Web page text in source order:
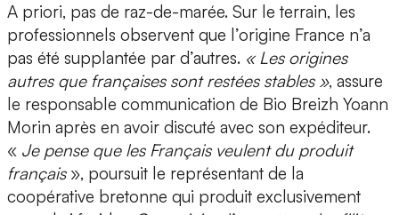
A priori, pas de raz-de-marée. Sur le terrain, les
professionnels observent que l’origine France n’a
pas été supplantée par d’autres. « Les origines
autres que françaises sont restées stables », assure
le responsable communication de Bio Breizh Yoann
Morin après en avoir discuté avec son expéditeur.
« Je pense que les Français veulent du produit
français», poursuit le représentant de la
coopérative bretonne qui produit exclusivement